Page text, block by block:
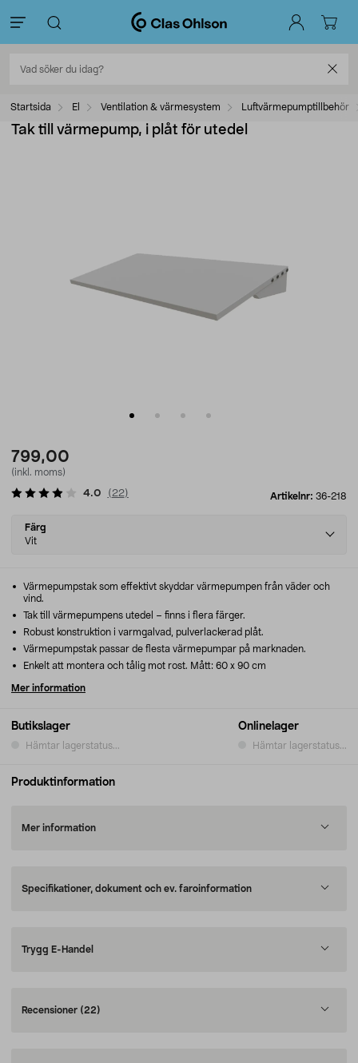
Startsida El Ventilation & värmesystem Luftvärmepumptillbehör
Tak till värmepump, i plåt för utedel
799,00
(inkl. moms)
Artikelnr: 36-218
4.0 ( 22)
Select
variant
Färg
Vit
Butikslager
Hämtar lagerstatus...
Onlinelager
Hämtar lagerstatus...
Värmepumpstak som effektivt skyddar värmepumpen från väder och
vind.
Tak till värmepumpens utedel – finns i flera färger.
Robust konstruktion i varmgalvad, pulverlackerad plåt.
Värmepumpstak passar de flesta värmepumpar på marknaden.
Enkelt att montera och tålig mot rost. Mått: 60 x 90 cm
Mer information
Produktinformation
Mer information
Specifikationer, dokument och ev. faroinformation
Trygg E-Handel
Recensioner (22)